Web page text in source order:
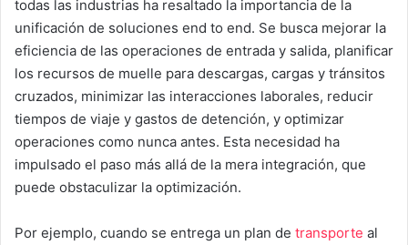
todas las industrias ha resaltado la importancia de la
unificación de soluciones end to end. Se busca mejorar la
eficiencia de las operaciones de entrada y salida, planificar
los recursos de muelle para descargas, cargas y tránsitos
cruzados, minimizar las interacciones laborales, reducir
tiempos de viaje y gastos de detención, y optimizar
operaciones como nunca antes. Esta necesidad ha
impulsado el paso más allá de la mera integración, que
puede obstaculizar la optimización.
Por ejemplo, cuando se entrega un plan de transporte al